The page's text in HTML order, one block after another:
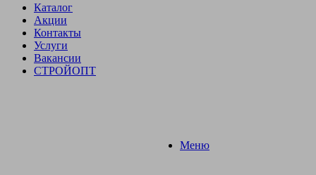
Каталог
Акции
Контакты
Услуги
Вакансии
СТРОЙОПТ
Меню